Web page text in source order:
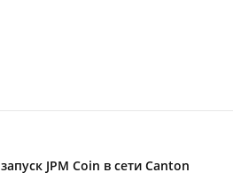
JPM Coin в сети Canton